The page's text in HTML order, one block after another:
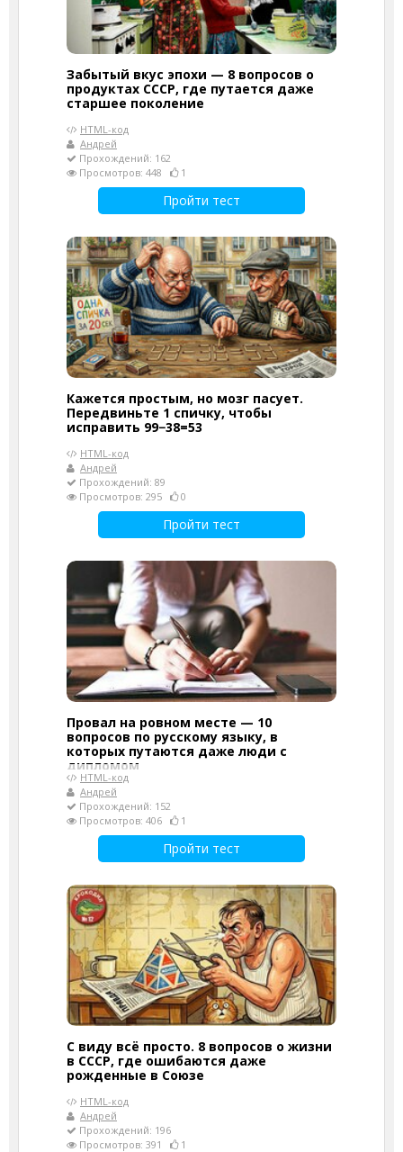
Забытый вкус эпохи — 8 вопросов о
продуктах СССР, где путается даже
старшее поколение
HTML-код
Андрей
Прохождений: 162
Просмотров: 448
1
Пройти тест
Кажется простым, но мозг пасует.
Передвиньте 1 спичку, чтобы
исправить 99−38=53
HTML-код
Андрей
Прохождений: 89
Просмотров: 295
0
Пройти тест
Провал на ровном месте — 10
вопросов по русскому языку, в
которых путаются даже люди с
дипломом
HTML-код
Андрей
Прохождений: 152
Просмотров: 406
1
Пройти тест
С виду всё просто. 8 вопросов о жизни
в СССР, где ошибаются даже
рожденные в Союзе
HTML-код
Андрей
Прохождений: 196
Просмотров: 391
1